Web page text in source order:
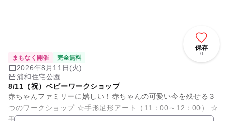
保存
0
まもなく開催 完全無料
2026年8月11日(火)
浦和住宅公園
8/11（祝）ベビーワークショップ
赤ちゃんファミリーに嬉しい！赤ちゃんの可愛い今を残せる３
つのワークショップ ☆手形足形アート（11：00～12：00） ☆
手形足形巾着（12：30～14：00） ☆手足形鉢カバー（14：